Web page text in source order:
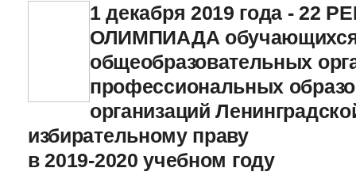
1 декабря 2019 года - 22
ОЛИМПИАДА
общеобразовательных
профессиональных
организаций
избирательному праву
в 2019-2020 учебном году